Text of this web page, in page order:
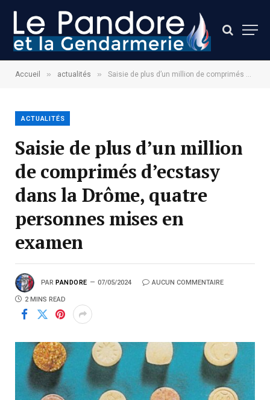
Accueil » actualités » Saisie de plus d’un million de comprimés d’ecstasy dans la Drôme, quatre personnes mises en examen
ACTUALITÉS
Saisie de plus d’un million
de comprimés d’ecstasy
dans la Drôme, quatre
personnes mises en
examen
PAR PANDORE 07/05/2024 AUCUN COMMENTAIRE
2 MINS READ